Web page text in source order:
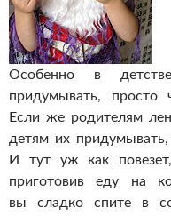
Особенно в
придумывать, просто
Если же родителям
детям их
И тут уж как
приготовив еду на
вы сладко спите в